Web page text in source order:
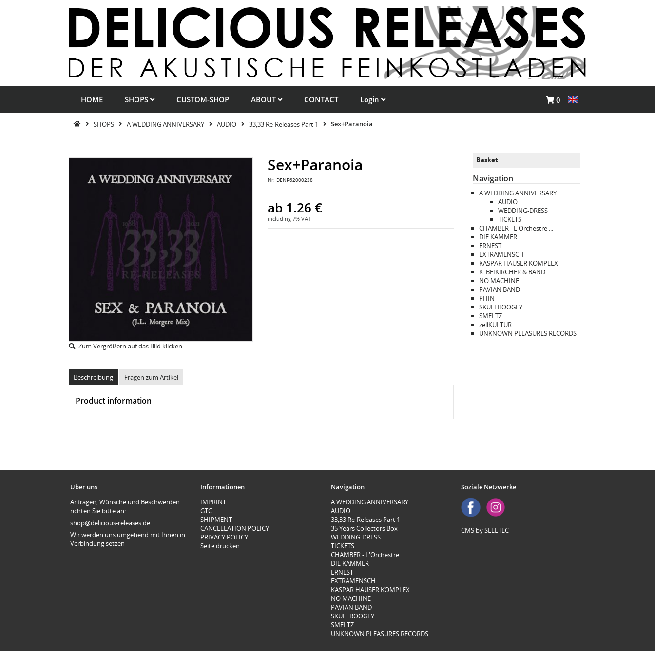
HOME SHOPS CUSTOM-SHOP ABOUT CONTACT Login 0
SHOPS A WEDDING ANNIVERSARY AUDIO 33,33 Re-Releases Part 1 Sex+Paranoia
Zum Vergrößern auf das Bild klicken
Sex+Paranoia
Nr: DENP62000238
ab 1.26 €
including 7% VAT
Beschreibung Fragen zum Artikel
Product information
Basket
Navigation
A WEDDING ANNIVERSARY
AUDIO
WEDDING-DRESS
TICKETS
CHAMBER - L'Orchestre ...
DIE KAMMER
ERNEST
EXTRAMENSCH
KASPAR HAUSER KOMPLEX
K. BEIKIRCHER & BAND
NO MACHINE
PAVIAN BAND
PHIN
SKULLBOOGEY
SMELTZ
zellKULTUR
UNKNOWN PLEASURES RECORDS
Über uns
Anfragen, Wünsche und Beschwerden
richten Sie bitte an:
shop@delicious-releases.de
Wir werden uns umgehend mit Ihnen in
Verbindung setzen
Informationen
IMPRINT
GTC
SHIPMENT
CANCELLATION POLICY
PRIVACY POLICY
Seite drucken
Navigation
A WEDDING ANNIVERSARY
AUDIO
33,33 Re-Releases Part 1
35 Years Collectors Box
WEDDING-DRESS
TICKETS
CHAMBER - L'Orchestre ...
DIE KAMMER
ERNEST
EXTRAMENSCH
KASPAR HAUSER KOMPLEX
NO MACHINE
PAVIAN BAND
SKULLBOOGEY
SMELTZ
UNKNOWN PLEASURES RECORDS
Soziale Netzwerke
CMS by SELLTEC